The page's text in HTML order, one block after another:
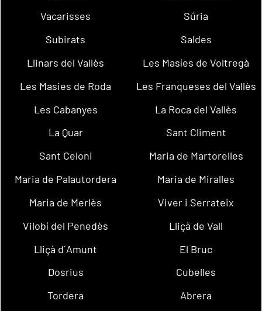
Vacarisses
Súria
Subirats
Saldes
Llinars del Vallès
Les Masíes de Voltregà
Les Masies de Roda
Les Franqueses del Vallès
Les Cabanyes
La Roca del Vallès
La Quar
Sant Climent
Sant Celoni
Maria de Martorelles
Maria de Palautordera
Maria de Miralles
Maria de Merlès
Viver i Serrateix
Vilobí del Penedès
Lliçà de Vall
Lliçà d´Amunt
El Bruc
Dosrius
Cubelles
Tordera
Abrera